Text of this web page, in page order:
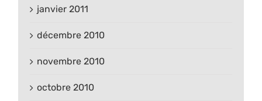
janvier 2011
décembre 2010
novembre 2010
octobre 2010